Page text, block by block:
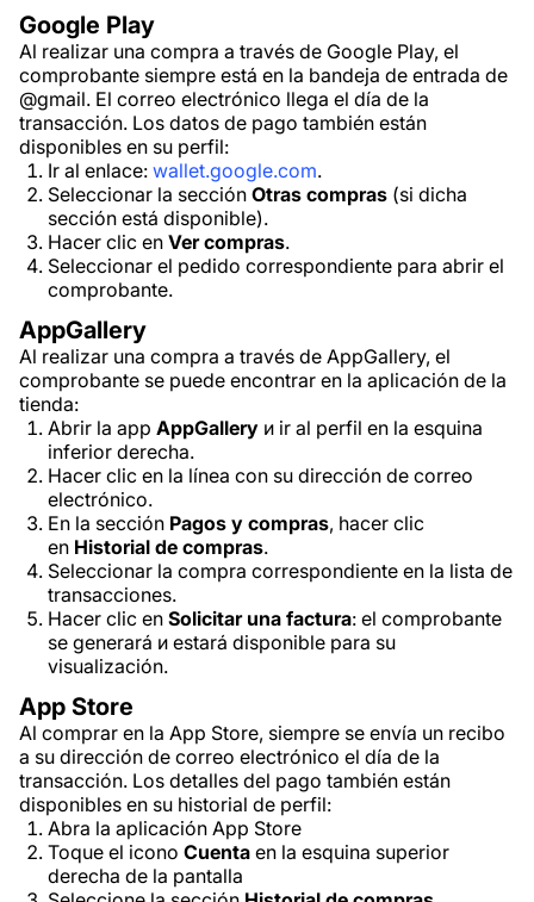
Google Play
Al realizar una compra a través de Google Play, el
comprobante siempre está en la bandeja de entrada de
@gmail. El correo electrónico llega el día de la
transacción. Los datos de pago también están
disponibles en su perfil:
Ir al enlace: wallet.google.com.
Seleccionar la sección Otras compras (si dicha
sección está disponible).
Hacer clic en Ver compras.
Seleccionar el pedido correspondiente para abrir el
comprobante.
AppGallery
Al realizar una compra a través de AppGallery, el
comprobante se puede encontrar en la aplicación de la
tienda:
Abrir la app AppGallery и ir al perfil en la esquina
inferior derecha.
Hacer clic en la línea con su dirección de correo
electrónico.
En la sección Pagos y compras, hacer clic
en Historial de compras.
Seleccionar la compra correspondiente en la lista de
transacciones.
Hacer clic en Solicitar una factura: el comprobante
se generará и estará disponible para su
visualización.
App Store
Al comprar en la App Store, siempre se envía un recibo
a su dirección de correo electrónico el día de la
transacción. Los detalles del pago también están
disponibles en su historial de perfil:
Abra la aplicación App Store
Toque el icono Cuenta en la esquina superior
derecha de la pantalla